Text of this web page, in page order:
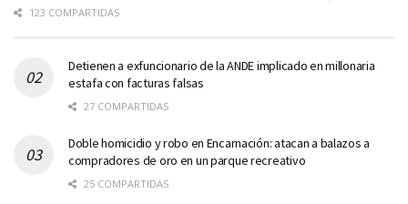
123 COMPARTIDAS
Detienen a exfuncionario de la ANDE implicado en millonaria
estafa con facturas falsas
27 COMPARTIDAS
Doble homicidio y robo en Encarnación: atacan a balazos a
compradores de oro en un parque recreativo
25 COMPARTIDAS